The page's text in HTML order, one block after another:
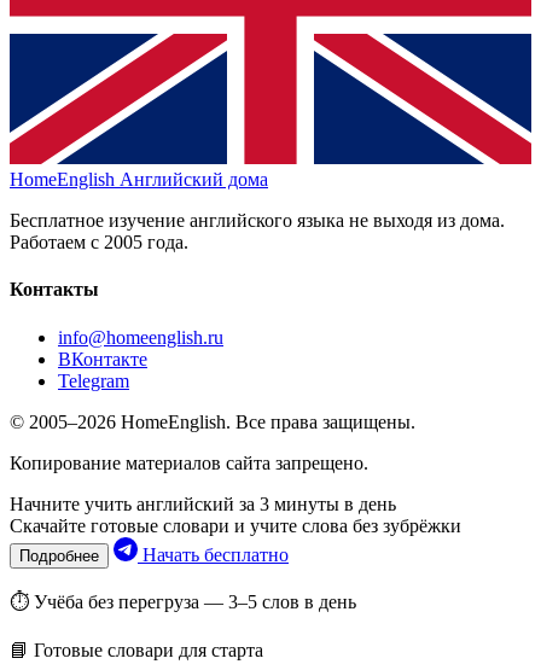
HomeEnglish Английский дома
Бесплатное изучение английского языка не выходя из дома.
Работаем с 2005 года.
Контакты
info@homeenglish.ru
ВКонтакте
Telegram
© 2005–2026 HomeEnglish. Все права защищены.
Копирование материалов сайта запрещено.
Начните учить английский за 3 минуты в день
Скачайте готовые словари и учите слова без зубрёжки
Подробнее Начать бесплатно
⏱ Учёба без перегруза — 3–5 слов в день
📘 Готовые словари для старта